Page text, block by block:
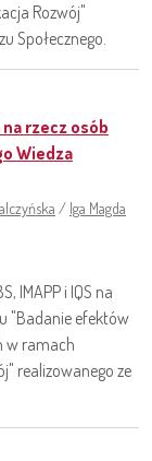
Rozwój"
Społecznego.
rzecz osób
Wiedza
/ Iga Magda
IMAPP i IQS na
"Badanie efektów
w ramach
realizowanego ze